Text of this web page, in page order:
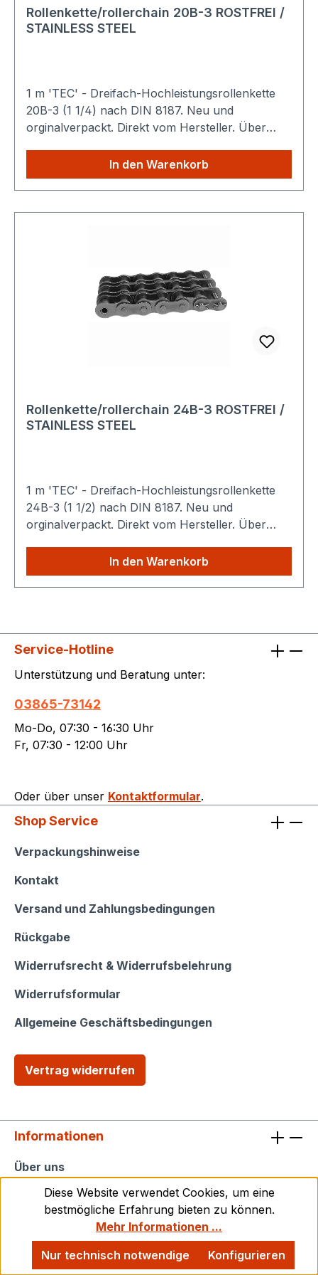
Rollenkette/rollerchain 20B-3 ROSTFREI /
STAINLESS STEEL
1 m 'TEC' - Dreifach-Hochleistungsrollenkette
20B-3 (1 1/4) nach DIN 8187. Neu und
orginalverpackt. Direkt vom Hersteller. Über
Sparen Sie Versandkosten: Egal wie viele
Produkte Sie aus unserem Shop kaufen, Sie
In den Warenkorb
Rollenkette/rollerchain 24B-3 ROSTFREI /
STAINLESS STEEL
1 m 'TEC' - Dreifach-Hochleistungsrollenkette
24B-3 (1 1/2) nach DIN 8187. Neu und
orginalverpackt. Direkt vom Hersteller. Über
Sparen Sie Versandkosten: Egal wie viele
Produkte Sie aus unserem Shop kaufen, Sie
In den Warenkorb
Service-Hotline
Unterstützung und Beratung unter:
03865-73142
Mo-Do, 07:30 - 16:30 Uhr
Fr, 07:30 - 12:00 Uhr
Oder über unser Kontaktformular.
Shop Service
Shop Service
Verpackungshinweise
Kontakt
Versand und Zahlungsbedingungen
Rückgabe
Widerrufsrecht & Widerrufsbelehrung
Widerrufsformular
Allgemeine Geschäftsbedingungen
Vertrag widerrufen
Informationen
Informationen
Über uns
Datenschutz
Barrierefreiheitserklärung
Diese Website verwendet Cookies, um eine
bestmögliche Erfahrung bieten zu können.
Mehr Informationen ...
Nur technisch notwendige
Konfigurieren